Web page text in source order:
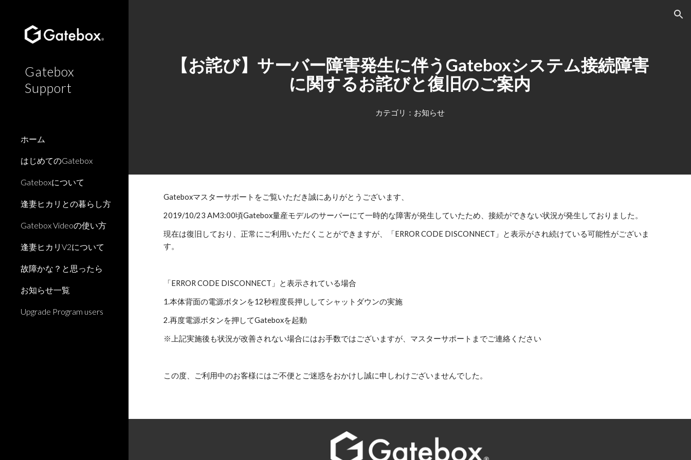
Gatebox
Support
ホーム
はじめてのGatebox
Gateboxについて
逢妻ヒカリとの暮らし方
Gatebox Videoの使い方
逢妻ヒカリV2について
故障かな？と思ったら
お知らせ一覧
Upgrade Program users
【お詫び】サーバー障害発生に伴うGateboxシステム接続障害
に関するお詫びと復旧のご案内
カテゴリ：お知らせ
Gateboxマスターサポートをご覧いただき誠にありがとうございます、
2019/10/23 AM3:00頃Gatebox量産モデルのサーバーにて一時的な障害が発生していたため、接続ができない状況が発生しておりました。
現在は復旧しており、正常にご利用いただくことができますが、「ERROR CODE DISCONNECT」と表示がされ続けている可能性がございま
す。
「ERROR CODE DISCONNECT」と表示されている場合
1.本体背面の電源ボタンを12秒程度長押ししてシャットダウンの実施
2.再度電源ボタンを押してGateboxを起動
※上記実施後も状況が改善されない場合にはお手数ではございますが、マスターサポートまでご連絡ください
この度、ご利用中のお客様にはご不便とご迷惑をおかけし誠に申しわけございませんでした。